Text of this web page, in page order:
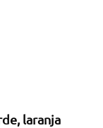
laranja